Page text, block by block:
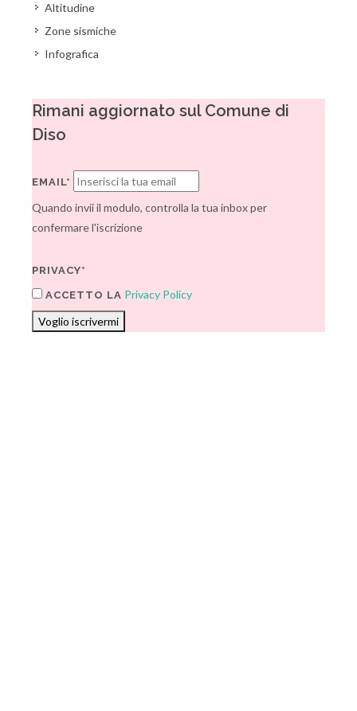
Altitudine
Zone sismiche
Infografica
Rimani aggiornato sul Comune di
Diso
EMAIL*
Quando invii il modulo, controlla la tua inbox per
confermare l'iscrizione
PRIVACY*
ACCETTO LA Privacy Policy
Voglio iscrivermi